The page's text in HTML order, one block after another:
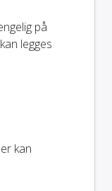
på
legges
kan